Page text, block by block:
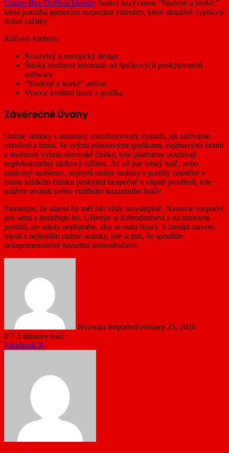
Casino Bez Ověření Identity funkci nazývanou “Studené a horké,”
která pomáhá gamerům rozpoznat videohry, které aktuálně vyplácejí
dobré zážitky.
Klíčové Atributy:
Kouzelný a energický design
Široký možnost automatů od špičkových poskytovatelů
softwaru
“Studené a horké” atribut
Vysoce kvalitní hraní a grafika
Závěrečné Úvahy
Online stránky s automaty transformovaly způsob, jak zažíváme
vzrušení z hraní. Se svými působivými grafikami, zajímavými hrami
a možností vyhrát obrovské částky, tyto platformy používají
nepřekonatelný sázkový zážitek. Ať už jste lehký hráč, nebo
zanícený nadšenec, nejlepší online stránky s portály zmíněné v
tomto krátkém článku poskytují bezpečné a vtipné prostředí, kde
můžete uvolnit svého vnitřního hazardního hráče.
Pamatujte, že sázení by měl být vždy smysluplně. Nastavte rozpočet
pro sami a dodržujte ho. Užívejte si dobrodružství z na internetu
portálů, ale nikdy nepřijměte, aby se stalo fixací. S ideální stavem
mysli a nejlepším online stránky, jste si jisti, že spouštíte
nezapomenutelné hazardní dobrodružství.
Nyawira ReporterFebruary 25, 2026
0 7 3 minutes read
Facebook X